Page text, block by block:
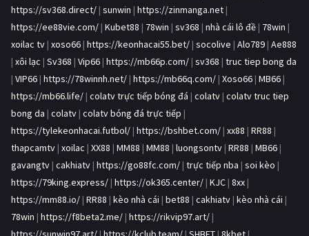
https://sv368.direct/ | sunwin | https://zinmanga.net |
https://ee88vie.com/ | Kubet88 | 78win | sv368 | nhà cái lô đề | 78win |
xoilac tv | xoso66 | https://keonhacai55.bet/ | socolive | Alo789 | Ae888
| xôi lạc | Sv368 | Vip66 | https://mb66p.com/ | sv368 | truc tiep bong da
| VIP66 | https://78winnh.net/ | https://mb66q.com/ | Xoso66 | MB66 |
https://mb66.life/ | colatv trực tiếp bóng đá | colatv | colatv truc tiep
bong da | colatv | colatv bóng đá trực tiếp |
https://tylekeonhacai.futbol/ | https://bshbet.com/ | xx88 | RR88 |
thapcamtv | xoilac | XX88 | MM88 | MM88 | luongsontv | RR88 | MB66 |
gavangtv | cakhiatv | https://go88fc.com/ | trực tiếp nba | soi kèo |
https://79king.express/ | https://ok365.center/ | KJC | 8xx |
https://mm88.io/ | RR88 | kèo nhà cái | bet88 | cakhiatv | kèo nhà cái |
78win | https://f8beta2.me/ | https://rikvip97.art/ |